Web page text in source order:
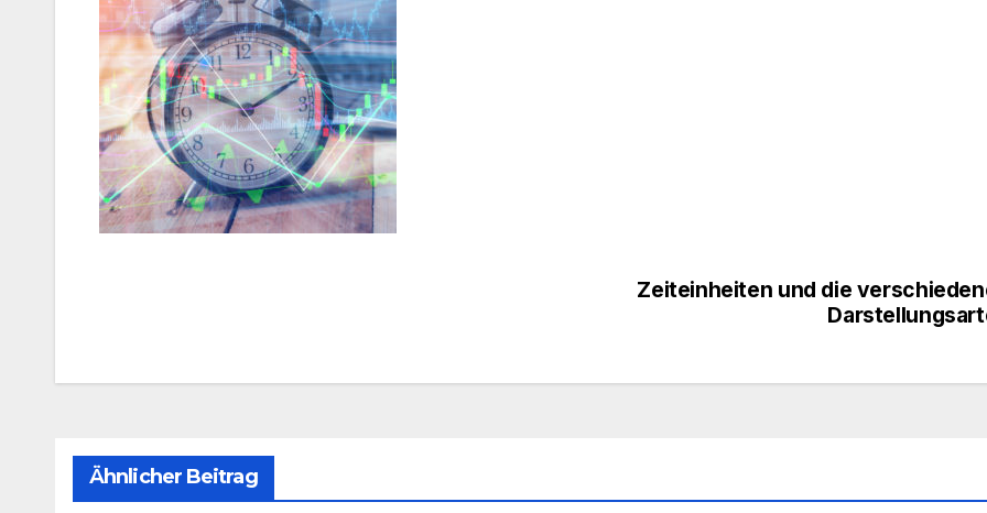
Zeiteinheiten und die
Ähnlicher Beitrag